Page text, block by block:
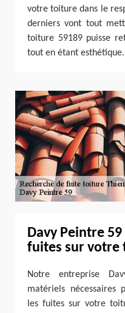
votre toiture dans le
derniers vont tout
toiture 59189 puisse
tout en étant esthétique.
Davy Peintre
fuites sur votre
Notre entreprise
matériels nécessaires
les fuites sur votre